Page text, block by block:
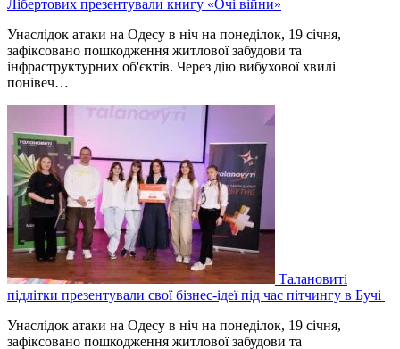
Лібертових презентували книгу «Очі війни»
Унаслідок атаки на Одесу в ніч на понеділок, 19 січня,
зафіксовано пошкодження житлової забудови та
інфраструктурних об'єктів. Через дію вибухової хвилі
понівеч…
Талановиті
підлітки презентували свої бізнес-ідеї під час пітчингу в Бучі
Унаслідок атаки на Одесу в ніч на понеділок, 19 січня,
зафіксовано пошкодження житлової забудови та